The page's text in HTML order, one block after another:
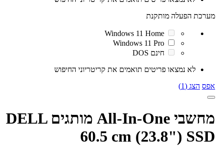
מערכת הפעלה מותקנת
Windows 11 Home
Windows 11 Pro
חינם DOS
לא נמצאו פריטים תואמים את קריטריוני החיפוש
אפס הצג (1)
מחשבי All-In-One מותגים DELL
60.5 cm (23.8") SSD